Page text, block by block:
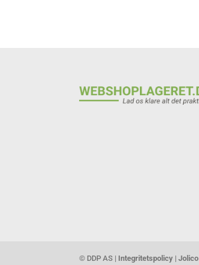
© DDP AS | Integritetspolicy |Jolico